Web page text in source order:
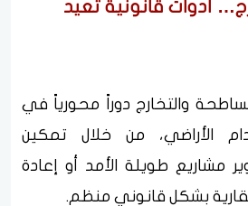
أدوات قانونية تعيد
والتخارج دوراً محورياً في
الأراضي، من خلال تمكين
مشاريع طويلة الأمد أو إعادة
بشكل قانوني منظم.